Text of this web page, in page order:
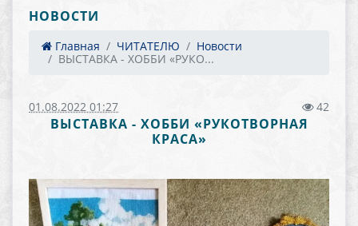
НОВОСТИ
Главная ЧИТАТЕЛЮ
Новости
ВЫСТАВКА - ХОББИ «РУКО...
01.08.2022 01:27 42
ВЫСТАВКА - ХОББИ «РУКОТВОРНАЯ
КРАСА»